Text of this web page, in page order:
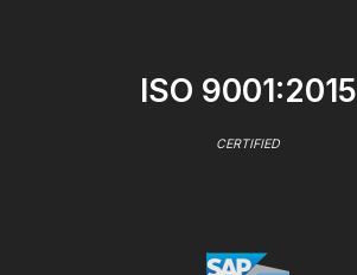
ISO 9001:2015
CERTIFIED